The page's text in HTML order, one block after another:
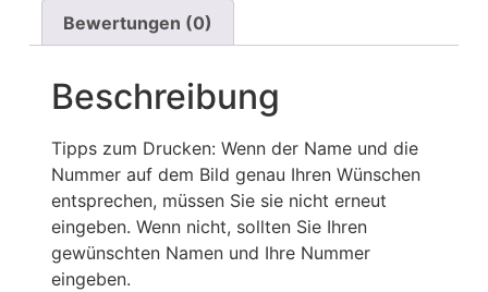
Bewertungen (0)
Beschreibung
Tipps zum Drucken: Wenn der Name und die
Nummer auf dem Bild genau Ihren Wünschen
entsprechen, müssen Sie sie nicht erneut
eingeben. Wenn nicht, sollten Sie Ihren
gewünschten Namen und Ihre Nummer
eingeben.